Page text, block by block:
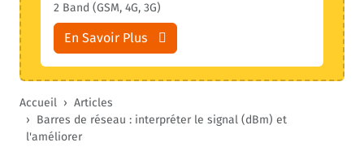
2 Band (GSM, 4G, 3G)
En Savoir Plus
Accueil
Articles
Barres de réseau : interpréter le signal (dBm) et
l'améliorer